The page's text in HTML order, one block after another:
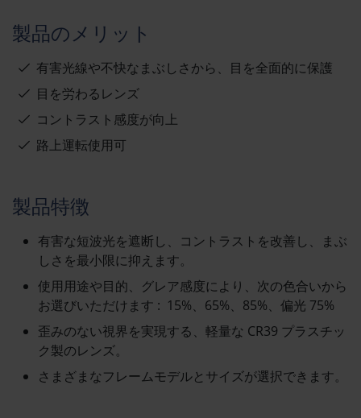
製品のメリット
有害光線や不快なまぶしさから、目を全面的に保護
目を労わるレンズ
コントラスト感度が向上
路上運転使用可
製品特徴
有害な短波光を遮断し、コントラストを改善し、まぶ
しさを最小限に抑えます。
使用用途や目的、グレア感度により、次の色合いから
お選びいただけます : 15%、65%、85%、偏光 75%
歪みのない視界を実現する、軽量な CR39 プラスチッ
ク製のレンズ。
さまざまなフレームモデルとサイズが選択できます。